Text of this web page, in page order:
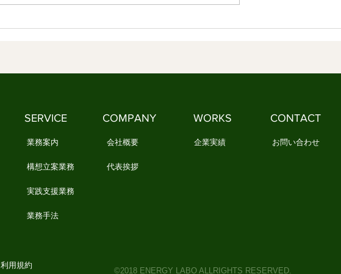
3．文化とは、情感を分かち合う
祭りや年中行事など、もっと暮ら
しに近いものを思い浮かべる人
社会には、新しい生活規範が必要
し、本当に人は「不安そのもの」
に苦しんでいるのでしょ
SERVICE COMPANY WORKS CONTACT
業務案内
構想立案業務
会社概要
代表挨拶
企業実績 お問い合わせ
実践支援業務
業務手法
利用規約
©2018 ENERGY LABO ALLRIGHTS RESERVED.